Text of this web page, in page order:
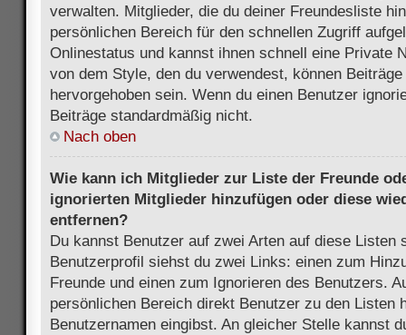
verwalten. Mitglieder, die du deiner Freundesliste
persönlichen Bereich für den schnellen Zugriff
Onlinestatus und kannst ihnen schnell eine Private
von dem Style, den du verwendest, können
hervorgehoben sein. Wenn du einen Benutzer
Beiträge standardmäßig nicht.
Nach oben
Wie kann ich Mitglieder zur Liste der Freunde
ignorierten Mitglieder hinzufügen oder diese
entfernen?
Du kannst Benutzer auf zwei Arten auf diese Listen
Benutzerprofil siehst du zwei Links: einen zum
Freunde und einen zum Ignorieren des Benutzers.
persönlichen Bereich direkt Benutzer zu den Listen
Benutzernamen eingibst. An gleicher Stelle kannst